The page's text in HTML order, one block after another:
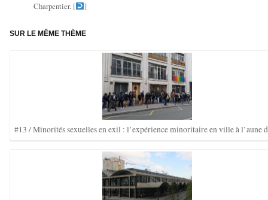
Charpentier. [
]
SUR LE MÊME THÈME
#13 / Minorités sexuelles en exil : l’expérience minoritaire en ville à l’aune